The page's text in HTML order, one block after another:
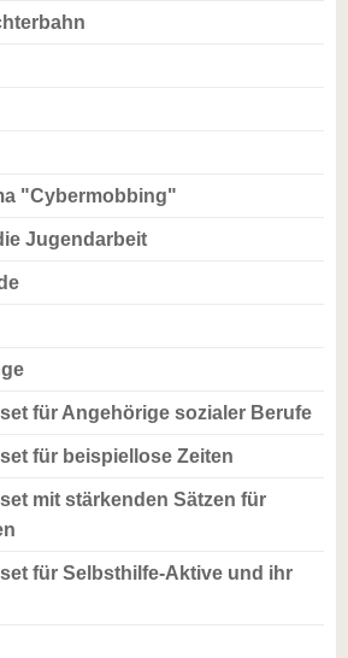
"Cybermobbing"
Jugendarbeit
für Angehörige sozialer Berufe
für beispiellose Zeiten
mit stärkenden Sätzen für
für Selbsthilfe-Aktive und ihr